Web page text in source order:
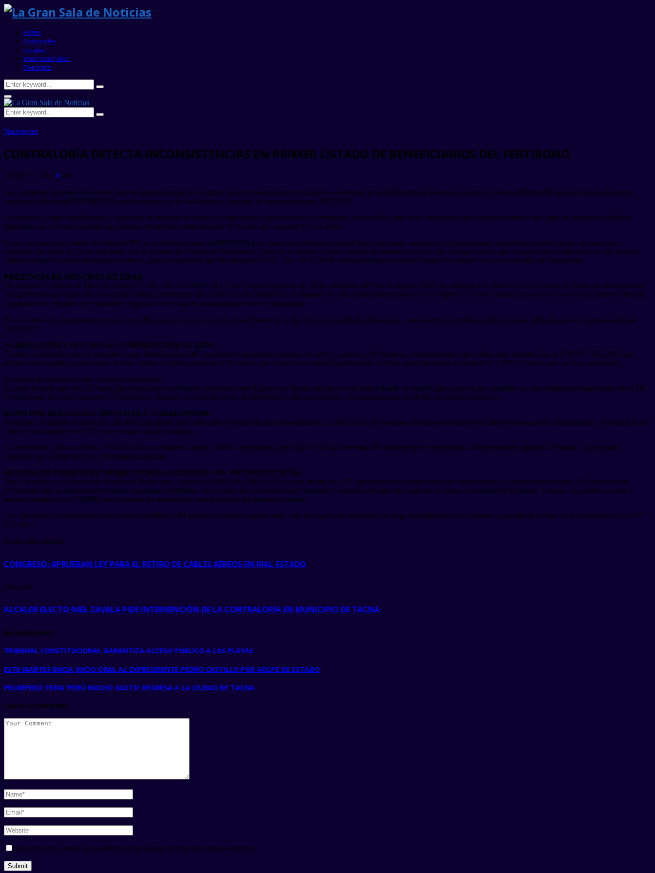
Home
Nacionales
Locales
Internacionales
Deportes
Search
for:
Search
Primary
Menu
Search
for:
Search
Nacionales
CONTRALORÍA DETECTA INCONSISTENCIAS EN PRIMER LISTADO DE BENEFICIARIOS DEL FERTIBONO
octubre 21, 20220346
La Contraloría General detectó una serie de inconsistencias en el primer listado de agricultores beneficiarios elaborado por el Ministerio de Desarrollo Agrario y Riego (MIDAGRI) para la entrega del apoyo
monetario individual-FERTIBONO para la adquisición de fertilizantes y asegurar la campaña agrícola 2022-2023.
Se identificó, como beneficiarios, la presencia de menores de edad o de agricultores a quienes no les corresponde el beneficio, entre otras situaciones, que podrían ocasionar que parte de los fondos públicos
asignados por el Poder Ejecutivo no cumplan el objetivo establecido por el Decreto de Urgencia N° 022-2022.
Como se conoce, por medio del referido DU se transfirió recursos al MIDAGRI para financiar el otorgamiento del bono, los gastos operativos, comunicaciones, implementación de canales de atención y
monitoreo posterior. El 23 de setiembre, tras la revisión del Padrón de Productores Agrarios, se aprobó el primer listado de beneficiarios con 288 450 agricultores que cumplían las condiciones del DU de tener
cultivos menores a 10 hectáreas para recibir el apoyo económico, que fue fijado en S/ 421 516 579. El 30 de setiembre último se inició el pago en el Banco de la Nación bajo un cronograma.
PRESENCIA DE MENORES DE EDAD
De acuerdo al Informe de Hito de Control N° 049-2022-OCI/0052-SCC, que evaluó el periodo del 28 de setiembre al 05 de octubre de 2022, la comisión de control efectuó el cotejo de fechas de nacimiento de
los agricultores que aparecían en el primer listado, advirtiendo que el MIDAGRI consideró a 51 menores de edad como beneficiarios y se les asignó S/ 53 504. Incluso, ocho (8) de los referidos menores fueron
registrados en el Padrón de Productores Agrarios con fechas de nacimiento que no les corresponde.
Por su condición, los menores de edad no podrían hacer efectivo el cobro ante el Banco de la Nación u otras entidades financieras, ocasionando que dichos fondos no sean utilizados para la campaña agrícola
2022-2023.
AGRICULTORES QUE NO LES CORRESPONDE EL BONO
También se identificó que se consideró como beneficiarios a 467 agricultores que poseen terrenos de cultivo superior a 10 hectáreas, contrariamente a las condiciones establecidas en el DU N° 022-2022 que
señala como requisito para acceder al bono conducir cultivos de hasta 10 hectáreas, por lo que se les estaría beneficiando a dichos agricultores por un total de S/ 1 270 731 pese a que no les corresponde.
Exclusión de agricultores que cumplen condiciones
Se pudo advertir que diez (10) agricultores inscritos en el Padrón de Productores Agrarios no fueron incluidos en el primer listado de beneficiarios, pese a que cumplían con las condiciones establecidas en el DU,
con hectáreas de cultivo menores a 10 hectáreas, situación que podría afectar el objetivo de la entrega del bono y la campaña agrícola de los que fueron excluidos.
BONO POR DEBAJO DEL MONTO QUE CORRESPONDE
Asimismo, se identificó que de los 288 450 agricultores que conforman el primer listado de beneficiarios, a 1661 se les fijó un monto de apoyo monetario por debajo de lo que les correspondería, de acuerdo a los
criterios establecidos en el DU y sus normas complementarias.
Se advirtió que, para el cálculo, el MIDAGRI no consideró algunos cultivos priorizados, por lo que afectó la determinación del bono que correspondía a los productores agrarios afectados, lo que podría
repercutir en el objeto del DU y la campaña agrícola.
SISTEMA DE PADRÓN DE PRODUCTORES AGRARIOS CON INCONSISTENCIAS
Tras la revisión en el Sistema de Padrón de Productores Agrarios (SISPPA) del MIDAGRI de una muestra de 227 agricultores del primer listado de beneficiarios, se advirtió que en nueve (9) casos existen
diferencias entre la cantidad de hectáreas registradas. Asimismo, en 12 casos los documentos que sustentan la tenencia de superficie agrícola no indica la cantidad de hectáreas. Tampoco es posible acceder a
archivos cargados en el SISPPA que contiene documentación para el registro del productor agrario.
La Contraloría General recomendó al titular del MIDAGRI adoptar las acciones pertinentes, a fin de superar las situaciones y riesgos identificados en el informe, y garantizar el logro de los objetivos del DU N°
022-2022.
Publicación anterior
CONGRESO: APRUEBAN LEY PARA EL RETIRO DE CABLES AÉREOS EN MAL ESTADO
next post
ALCALDE ELECTO NIEL ZAVALA PIDE INTERVENCIÓN DE LA CONTRALORÍA EN MUNICIPIO DE TACNA
Related posts
TRIBUNAL CONSTITUCIONAL GARANTIZA ACCESO PÚBLICO A LAS PLAYAS
ESTE MARTES INICIA JUICIO ORAL AL EXPRESIDENTE PEDRO CASTILLO POR GOLPE DE ESTADO
PROMPERÚ: FERIA ‘PERÚ MUCHO GUSTO’ REGRESA A LA CIUDAD DE TACNA
Leave a Comment
Save my name, email, and website in this browser for the next time I comment.